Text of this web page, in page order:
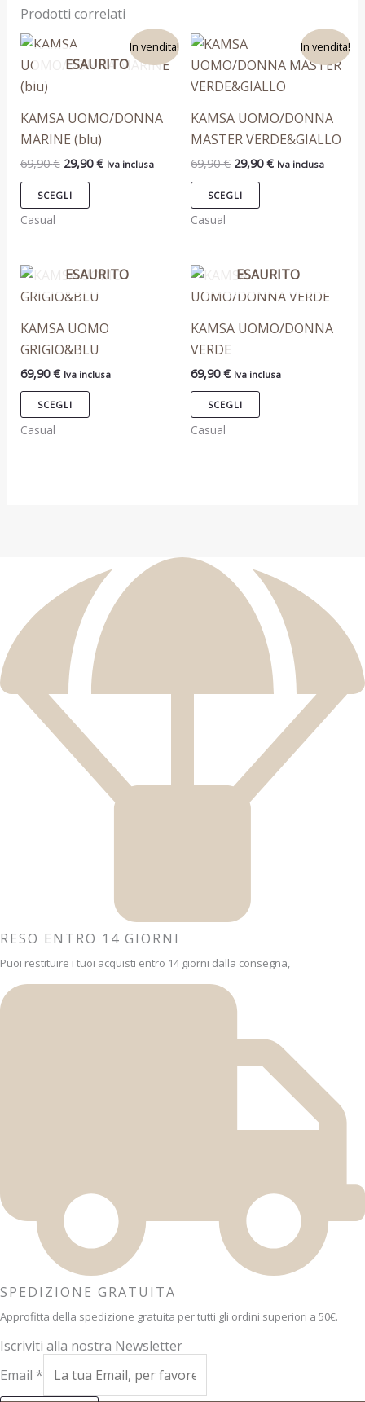
Prodotti correlati
In vendita!
ESAURITO
KAMSA UOMO/DONNA
MARINE (blu)
69,90€
Il
originale
29,90€
prezzo
attuale
Iva inclusa
SCEGLI
Questo
prodotto
varianti.
Le
opzioni
essere
pagina
del
Casual
In vendita!
KAMSA UOMO/DONNA
MASTER VERDE&GIALLO
69,90€
Il
originale
era:
29,90€
prezzo
attuale
è:
Iva inclusa
SCEGLI
Questo
prodotto
ha
varianti.
Le
opzioni
essere
pagina
del
Casual
ESAURITO
KAMSA UOMO
GRIGIO&BLU
69,90€ Iva inclusa
SCEGLI
Questo
prodotto
più
varianti.
Le
possono
Casual
ESAURITO
KAMSA UOMO/DONNA
VERDE
69,90€ Iva inclusa
SCEGLI
Questo
prodotto
più
Le
possono
Casual
RESO ENTRO 14 GIORNI
Puoi restituire i tuoi acquisti entro 14 giorni dalla consegna,
SPEDIZIONE GRATUITA
Approfitta della spedizione gratuita per tutti gli ordini superiori a 50€.
Iscriviti alla nostra Newsletter
Email *